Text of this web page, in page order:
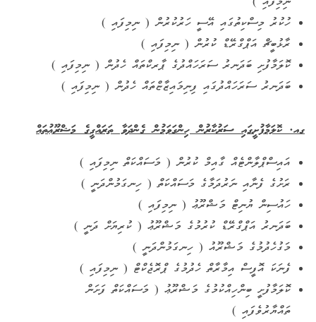
ހުކުރު މިސްކިތުގައި އޭސީ ހަރުކުރުން ( ނިމިފައި )
ރާޅުބީޗް އަޕްގްރޭޑް ކުރުން ( ނިމިފައި )
ކޮލަމާފުށި ބަދަނރު ސަރަހައްދުގެ ޕާރކްތައް ހެދުން ( ނިމިފައި )
ބަދަނރު ސަރަހައްދުގައި ފިނިމައިޒާޏްތައް ހެދުން ( ނިމިފައި )
ގއ. ކޮލަމާފުށީގައި ސަރުކާރުން ހިންގަވަމުން ގެންދަވާ ތަރައްގީގެ މަޝްރޫޢުތައް
އައިސްޕްލާންޓެއް ގާއިމް ކުރުން ( މަސައްކަތް ނިމިފައި )
ރަށުގެ ފެނާއި ނަރުދަމާގެ މަސައްކަތް ( ހިނގަމުންދަނީ )
ހައުސިން ޔުނިޓް މަޝްރޫޢު ( ނިމިފައި )
ބަދަނރު އަޕްގްރޭޑް ކުރުމުގެ މަޝްރޫޢު ( ކުރިޔަށް ދަނީ )
މަގުހެދުމުގެ މަޝްރޫއު ( ހިނގަމުންދަނީ )
ފެނަކަ އޮފީސް އިމާރާތް ހެދުމުގެ ޕްރޮޖެކްޓް ( ނިމިފައި )
ކޮލަމާފުށީ ބިންހިއްކުމުގެ މަޝްރޫޢު ( މަސައްކަތް ފަށަން
ތައްޔާރުވެފައި )